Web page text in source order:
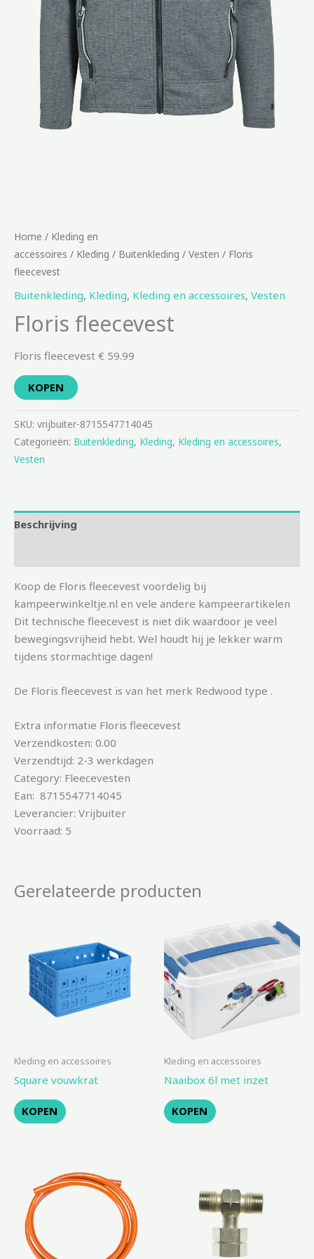
Home / Kleding en
accessoires / Kleding / Buitenkleding / Vesten / Floris
fleecevest
Buitenkleding, Kleding, Kleding en accessoires, Vesten
Floris fleecevest
Floris fleecevest € 59.99
KOPEN
SKU: vrijbuiter-8715547714045
Categorieën: Buitenkleding, Kleding, Kleding en accessoires,
Vesten
Beschrijving
Koop de Floris fleecevest voordelig bij
kampeerwinkeltje.nl en vele andere kampeerartikelen
Dit technische fleecevest is niet dik waardoor je veel
bewegingsvrijheid hebt. Wel houdt hij je lekker warm
tijdens stormachtige dagen!
De Floris fleecevest is van het merk Redwood type .
Extra informatie Floris fleecevest
Verzendkosten: 0.00
Verzendtijd: 2-3 werkdagen
Category: Fleecevesten
Ean: 8715547714045
Leverancier: Vrijbuiter
Voorraad: 5
Gerelateerde producten
Kleding en accessoires
Square vouwkrat
KOPEN
Kleding en accessoires
Naaibox 6l met inzet
KOPEN